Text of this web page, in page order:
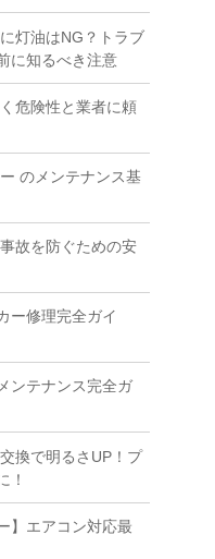
灯油はNG？トラブ
に知るべき注意
危険性と業者に頼
のメンテナンス基
故を防ぐための安
ー修理完全ガイ
ンテナンス完全ガ
換で明るさUP！プ
！
】エアコン対応最